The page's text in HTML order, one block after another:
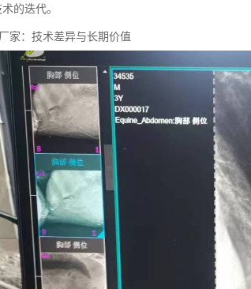
的迭代。
家：技术差异与长期价值